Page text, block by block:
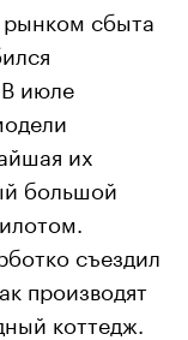
сбыта
июле
их
большой
съездил
производят
коттедж.